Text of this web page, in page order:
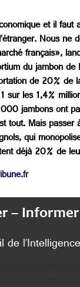
et il faut
Nous ne
français»,
du jambon de
de 20% de
sur les 1,4%
jambons ont
tout.Mais
qui
déjà 20% de
– Informer
de